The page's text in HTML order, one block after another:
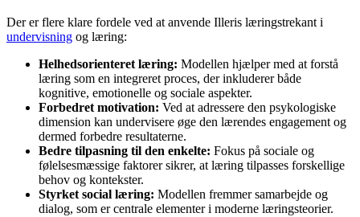
Der er flere klare fordele ved at anvende Illeris læringstrekant i
undervisning og læring:
Helhedsorienteret læring: Modellen hjælper med at forstå
læring som en integreret proces, der inkluderer både
kognitive, emotionelle og sociale aspekter.
Forbedret motivation: Ved at adressere den psykologiske
dimension kan undervisere øge den lærendes engagement og
dermed forbedre resultaterne.
Bedre tilpasning til den enkelte: Fokus på sociale og
følelsesmæssige faktorer sikrer, at læring tilpasses forskellige
behov og kontekster.
Styrket social læring: Modellen fremmer samarbejde og
dialog, som er centrale elementer i moderne læringsteorier.